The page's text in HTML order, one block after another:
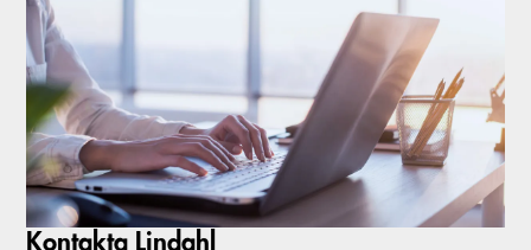
Kontakta Lindahl